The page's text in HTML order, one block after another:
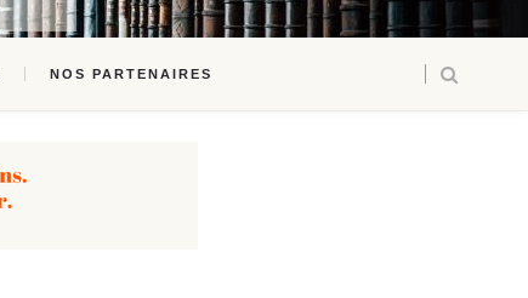
NOS PARTENAIRES